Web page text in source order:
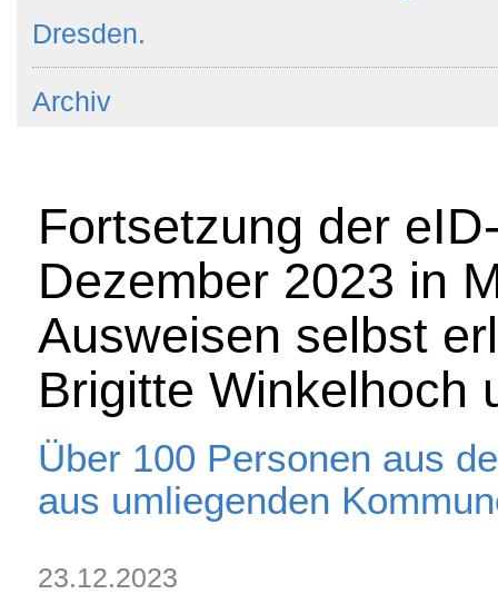
Dresden.
Archiv
Fortsetzung der
Dezember 2023 in
Ausweisen selbst
Brigitte Winkelhoch
Über 100 Personen aus
aus umliegenden
23.12.2023